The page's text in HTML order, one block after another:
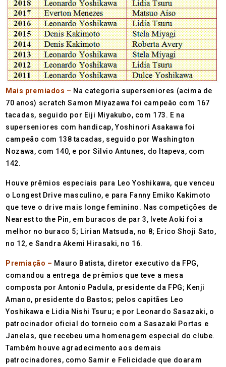
Mais premiados – Na categoria superseniores (acima de
70 anos) scratch Samon Miyazawa foi campeão com 167
tacadas, seguido por Eiji Miyakubo, com 173. E na
superseniores com handicap, Yoshinori Asakawa foi
campeão com 138 tacadas, seguido por Washington
Nozawa, com 140, e por Silvio Antunes, do Itapeva, com
142.
Houve prêmios especiais para Leo Yoshikawa, que venceu
o Longest Drive masculino, e para Fanny Emiko Kakimoto
que teve o drive mais longe feminino. Nas competições de
Nearest to the Pin, em buracos de par 3, Ivete Aoki foi a
melhor no buraco 5; Lirian Matsuda, no 8; Erico Shoji Sato,
no 12, e Sandra Akemi Hirasaki, no 16.
Premiação – Mauro Batista, diretor executivo da FPG,
comandou a entrega de prêmios que teve a mesa
composta por Antonio Padula, presidente da FPG; Kenji
Amano, presidente do Bastos; pelos capitães Leo
Yoshikawa e Lidia Nishi Tsuru; e por Leonardo Sasazaki, o
patrocinador oficial do torneio com a Sasazaki Portas e
Janelas, que recebeu uma homenagem especial do clube.
Também houve agradecimento aos demais
patrocinadores, como Samir e Felicidade que doaram